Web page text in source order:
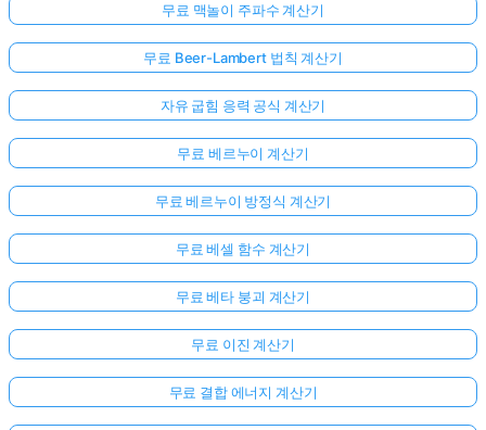
무료 맥놀이 주파수 계산기
무료 Beer-Lambert 법칙 계산기
자유 굽힘 응력 공식 계산기
무료 베르누이 계산기
무료 베르누이 방정식 계산기
무료 베셀 함수 계산기
무료 베타 붕괴 계산기
무료 이진 계산기
무료 결합 에너지 계산기